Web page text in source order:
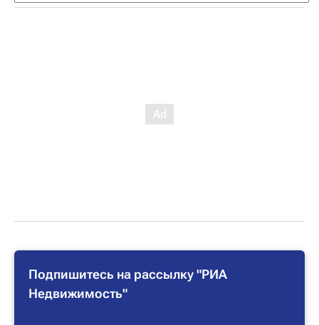
Подпишитесь на рассылку "РИА
Недвижимость"